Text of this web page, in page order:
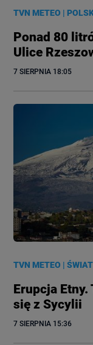
TVN METEO |
Ponad 80
Ulice
7 SIERPNIA 18:05
TVN METEO |ŚWIAT
Erupcja
się z Sycylii
7 SIERPNIA 15:36